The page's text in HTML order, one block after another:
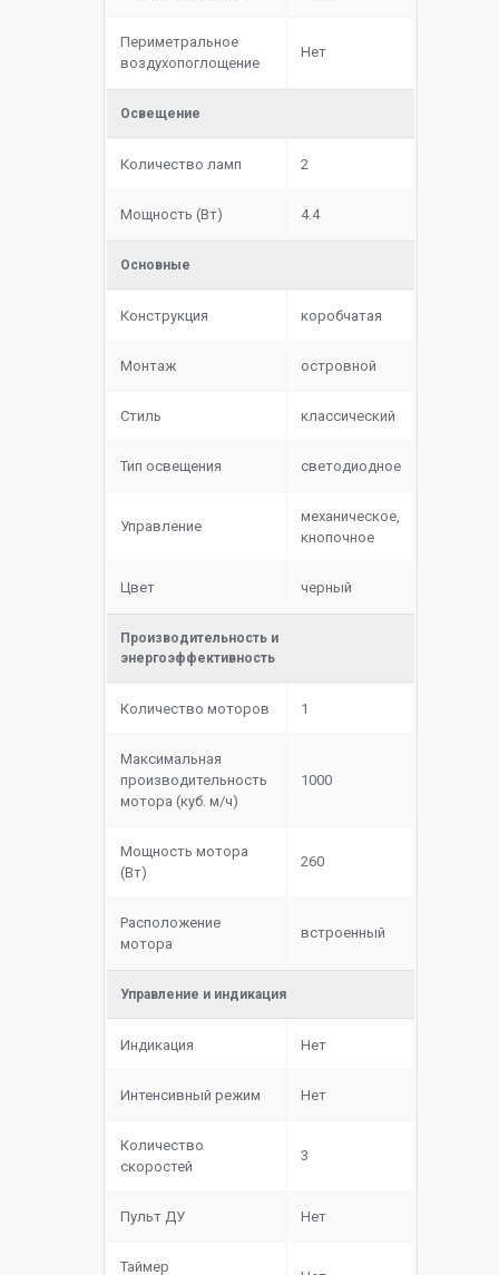
Периметральное
воздухопоглощение
Нет
Освещение
Количество ламп 2
Мощность (Вт) 4.4
Основные
Конструкция коробчатая
Монтаж островной
Стиль классический
Тип освещения светодиодное
Управление
механическое,
кнопочное
Цвет черный
Производительность и
энергоэффективность
Количество моторов 1
Максимальная
производительность
мотора (куб. м/ч)
1000
Мощность мотора
(Вт)
260
Расположение
мотора
встроенный
Управление и индикация
Индикация Нет
Интенсивный режим Нет
Количество
скоростей
3
Пульт ДУ Нет
Таймер